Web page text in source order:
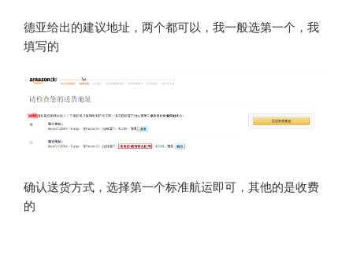
德亚给出的建议地址，两个都可以，我一般选第一个，我
填写的
确认送货方式，选择第一个标准航运即可，其他的是收费
的